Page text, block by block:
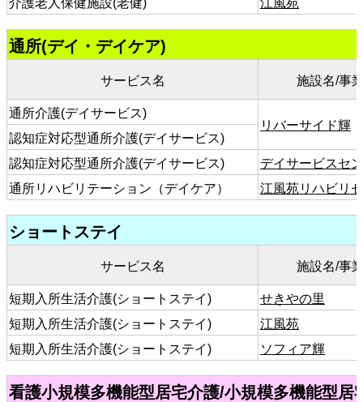
介護老人保健施設(老健)
江風苑
通所(デイ・デイケア)
サービス名 施設名/事
通所介護(デイサービス)
リバーサイド輝
認知症対応型通所介護(デイサービス)
認知症対応型通所介護(デイサービス)
デイサービスセ
通所リハビリテーション（デイケア）
江風苑リハビリ
ショートステイ
サービス名 施設名/事
短期入所生活介護(ショートステイ)
せきやの里
短期入所生活介護(ショートステイ)
江風苑
短期入所生活介護(ショートステイ)
ソフィア輝
看護小規模多機能型居宅介護/小規模多機能型居